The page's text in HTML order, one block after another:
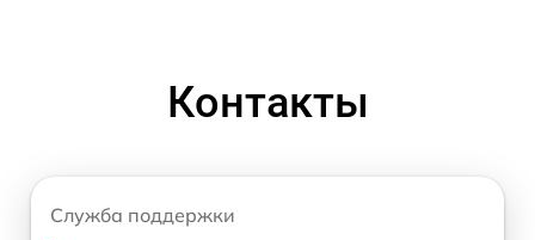
Контакты
Служба поддержки